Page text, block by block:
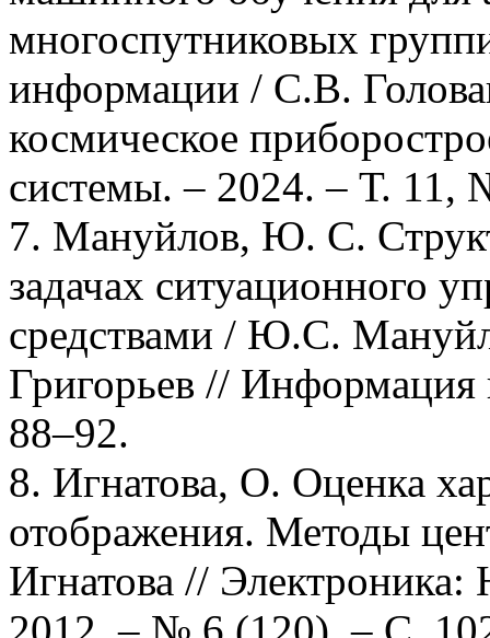
многоспутниковых
информации / С.В.
космическое
системы. – 2024. – Т. 11,
7. Мануйлов, Ю. С.
задачах ситуационного
средствами / Ю.С.
Григорьев //
88–92.
8. Игнатова, О. Оценка
отображения. Методы
Игнатова // Электроника: